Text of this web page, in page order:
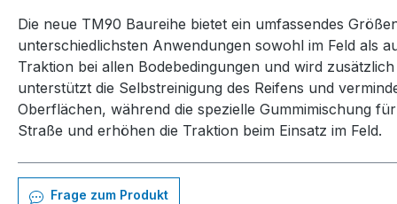
Die neue TM90 Baureihe bietet ein umfassendes
unterschiedlichsten Anwendungen sowohl im Feld als
Traktion bei allen Bodebedingungen und wird
unterstützt die Selbstreinigung des Reifens und
Oberflächen, während die spezielle Gummimischung
Straße und erhöhen die Traktion beim Einsatz im Feld.
Frage zum Produkt